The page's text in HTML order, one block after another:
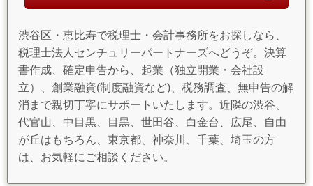
渋谷区・恵比寿で税理士・会計事務所をお探しなら、
税理士法人センチュリーパートナーズへどうぞ。決算
書作成、確定申告から、起業（独立開業・会社設
立）、創業融資(制度融資など)、税務調査、無申告の解
消まで親切丁寧にサポートいたします。近隣の渋谷、
代官山、中目黒、目黒、世田谷、白金台、広尾、自由
が丘はもちろん、東京都、神奈川、千葉、埼玉の方
は、お気軽にご相談ください。